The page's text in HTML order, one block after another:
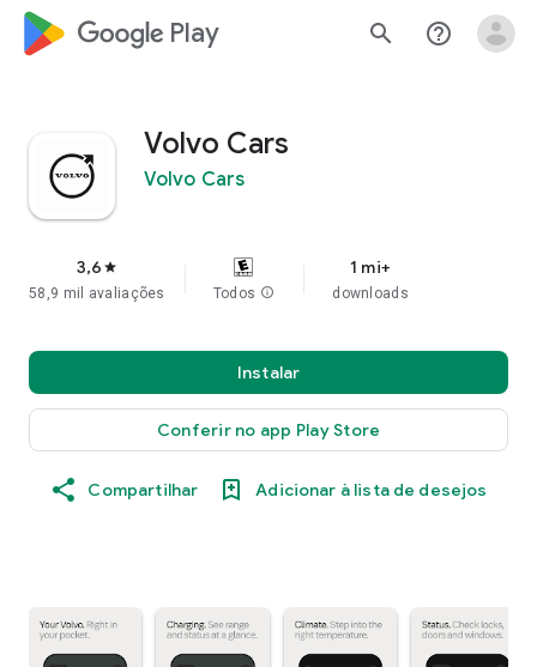
google_logo Play search help_outline
Volvo Cars
Volvo Cars
3,6 star
58,9 mil avaliações Todos info
1 mi+
downloads
Instalar
Conferir no app Play Store
Compartilhar Adicionar à lista de desejos